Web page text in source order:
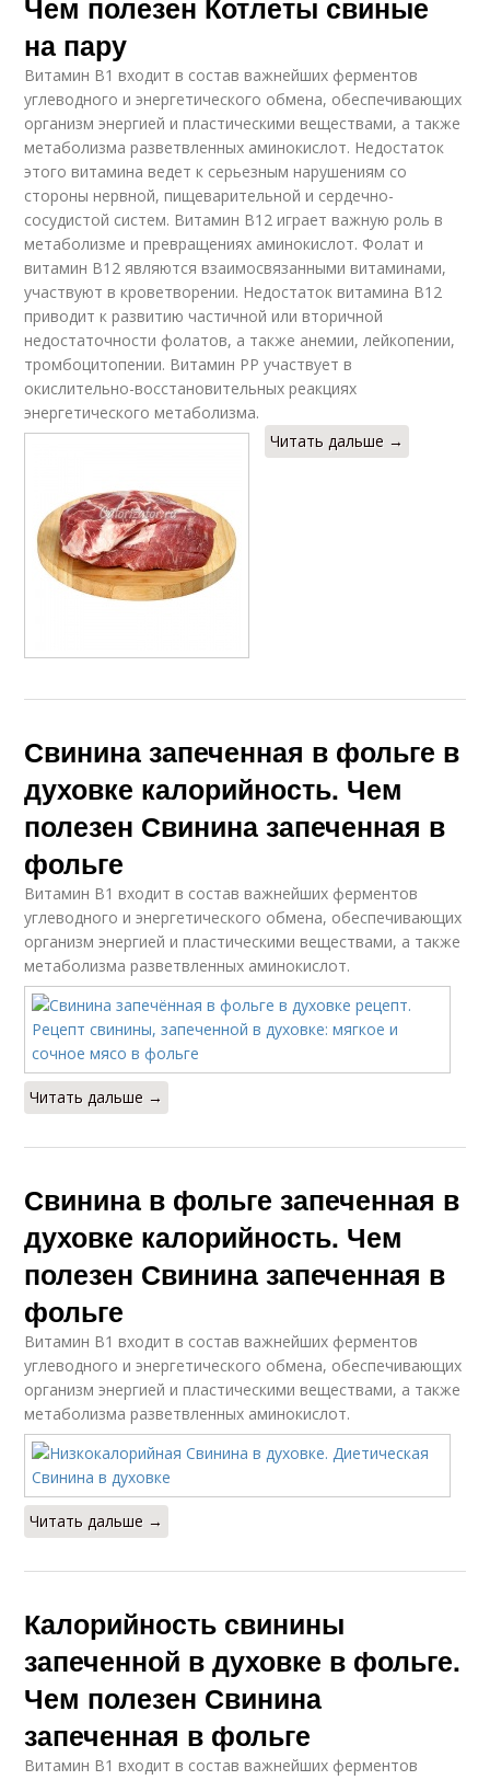
на пару
Витамин В1 входит в состав важнейших ферментов
углеводного и энергетического обмена, обеспечивающих
организм энергией и пластическими веществами, а также
метаболизма разветвленных аминокислот. Недостаток
этого витамина ведет к серьезным нарушениям со
стороны нервной, пищеварительной и сердечно-
сосудистой систем. Витамин В12 играет важную роль в
метаболизме и превращениях аминокислот. Фолат и
витамин В12 являются взаимосвязанными витаминами,
участвуют в кроветворении. Недостаток витамина В12
приводит к развитию частичной или вторичной
недостаточности фолатов, а также анемии, лейкопении,
тромбоцитопении. Витамин РР участвует в
окислительно-восстановительных реакциях
энергетического метаболизма.
Читать дальше →
Свинина запеченная в фольге в
духовке калорийность. Чем
полезен Свинина запеченная в
фольге
Витамин В1 входит в состав важнейших ферментов
углеводного и энергетического обмена, обеспечивающих
организм энергией и пластическими веществами, а также
метаболизма разветвленных аминокислот.
Читать дальше →
Свинина в фольге запеченная в
духовке калорийность. Чем
полезен Свинина запеченная в
фольге
Витамин В1 входит в состав важнейших ферментов
углеводного и энергетического обмена, обеспечивающих
организм энергией и пластическими веществами, а также
метаболизма разветвленных аминокислот.
Читать дальше →
Калорийность свинины
запеченной в духовке в фольге.
Чем полезен Свинина
запеченная в фольге
Витамин В1 входит в состав важнейших ферментов